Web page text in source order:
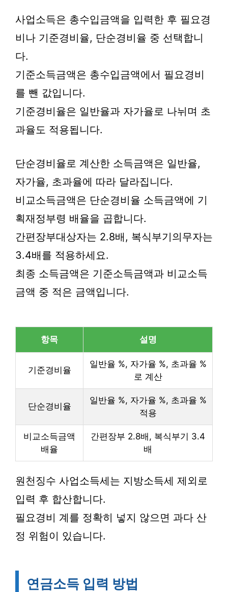
사업소득은 총수입금액을 입력한 후 필요경
비나 기준경비율, 단순경비율 중 선택합니
다.
기준소득금액은 총수입금액에서 필요경비
를 뺀 값입니다.
기준경비율은 일반율과 자가율로 나뉘며 초
과율도 적용됩니다.
단순경비율로 계산한 소득금액은 일반율,
자가율, 초과율에 따라 달라집니다.
비교소득금액은 단순경비율 소득금액에 기
획재정부령 배율을 곱합니다.
간편장부대상자는 2.8배, 복식부기의무자는
3.4배를 적용하세요.
최종 소득금액은 기준소득금액과 비교소득
금액 중 적은 금액입니다.
항목 설명
기준경비율
일반율 %, 자가율 %, 초과율 %
로 계산
단순경비율
일반율 %, 자가율 %, 초과율 %
적용
비교소득금액
배율
간편장부 2.8배, 복식부기 3.4
배
원천징수 사업소득세는 지방소득세 제외로
입력 후 합산합니다.
필요경비 계를 정확히 넣지 않으면 과다 산
정 위험이 있습니다.
연금소득 입력 방법